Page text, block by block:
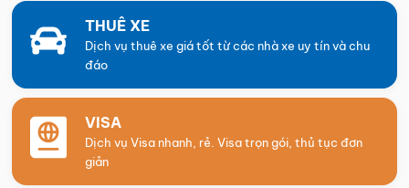
THUÊ XE
Dịch vụ thuê xe giá tốt từ các nhà xe uy tín và chu
đáo
VISA
Dịch vụ Visa nhanh, rẻ. Visa trọn gói, thủ tục đơn
giản